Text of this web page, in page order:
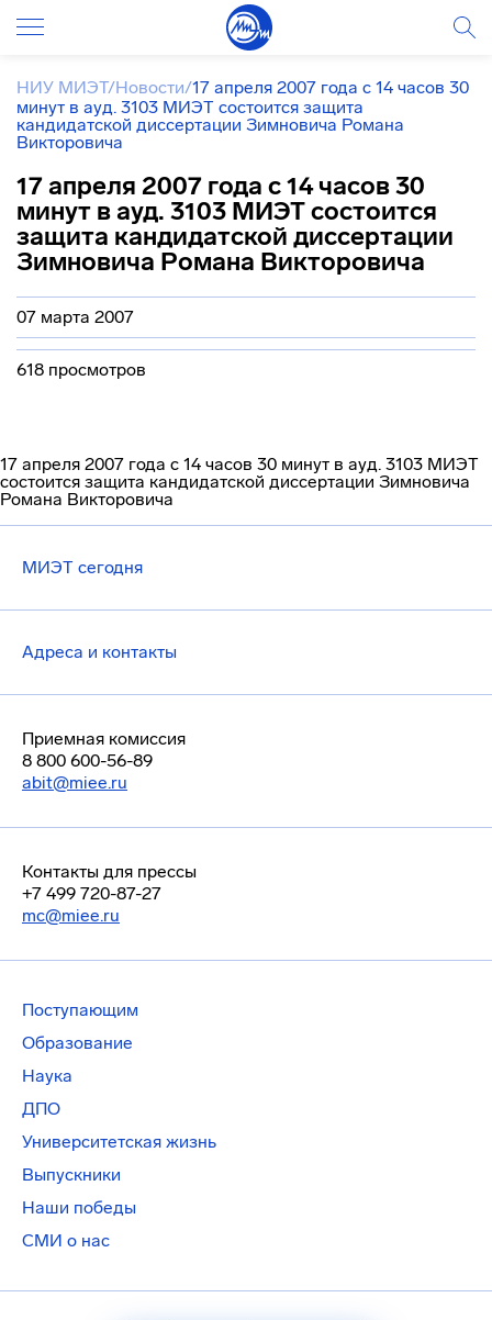
НИУ МИЭТ/Новости/17 апреля 2007 года с 14 часов 30
минут в ауд. 3103 МИЭТ состоится защита
кандидатской диссертации Зимновича Романа
Викторовича
17 апреля 2007 года с 14 часов 30
минут в ауд. 3103 МИЭТ состоится
защита кандидатской диссертации
Зимновича Романа Викторовича
07 марта 2007
618 просмотров
17 апреля 2007 года с 14 часов 30 минут в ауд. 3103 МИЭТ
состоится защита кандидатской диссертации Зимновича
Романа Викторовича
МИЭТ сегодня
Адреса и контакты
Приемная комиссия
8 800 600-56-89
abit@miee.ru
Контакты для прессы
+7 499 720-87-27
mc@miee.ru
Поступающим
Образование
Наука
ДПО
Университетская жизнь
Выпускники
Наши победы
СМИ о нас